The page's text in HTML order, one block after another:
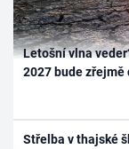
Letošní vlna
2027 bude
Střelba v thajské